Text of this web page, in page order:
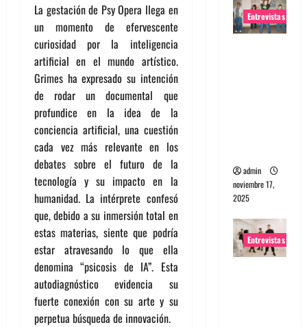
La gestación de Psy Opera llega en
un momento de efervescente
curiosidad por la inteligencia
artificial en el mundo artístico.
Grimes ha expresado su intención
de rodar un documental que
profundice en la idea de la
conciencia artificial, una cuestión
cada vez más relevante en los
debates sobre el futuro de la
tecnología y su impacto en la
humanidad. La intérprete confesó
que, debido a su inmersión total en
estas materias, siente que podría
estar atravesando lo que ella
denomina “psicosis de IA”. Esta
autodiagnóstico evidencia su
fuerte conexión con su arte y su
perpetua búsqueda de innovación.
Entrevistas
admin
noviembre 17,
2025
Entrevistas